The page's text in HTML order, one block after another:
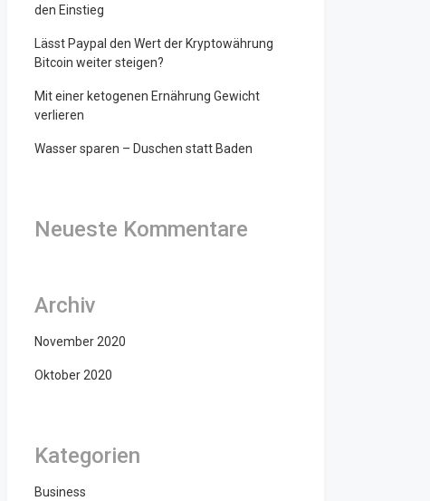
den Einstieg
Lässt Paypal den Wert der Kryptowährung
Bitcoin weiter steigen?
Mit einer ketogenen Ernährung Gewicht
verlieren
Wasser sparen – Duschen statt Baden
Neueste Kommentare
Archiv
November 2020
Oktober 2020
Kategorien
Business